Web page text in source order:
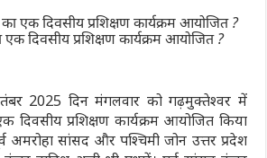
एक दिवसीय प्रशिक्षण कार्यक्रम आयोजित ?
2025 दिन मंगलवार को गढ़मुक्तेश्वर में
दिवसीय प्रशिक्षण कार्यक्रम आयोजित किया
अमरोहा सांसद और पश्चिमी जोन उत्तर प्रदेश